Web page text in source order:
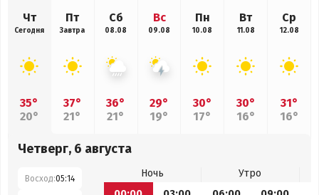
Чт
Сегодня
35°
20°
Пт
Завтра
37°
21°
Сб
08.08
36°
21°
Вс
09.08
29°
19°
Пн
10.08
30°
17°
Вт
11.08
30°
16°
Ср
12.08
31°
16°
Четверг, 6 августа
Восход:05:14 Ночь
Утро